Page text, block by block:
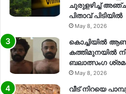
ചുരുളഴിച്ച്
പിതാവ് പിടിയിൽ
May 8, 2026
കൊച്ചിയിൽ
കത്തിമുനയിൽ
ബലാത്സംഗ​
May 8, 2026
വീട് നിറയെ